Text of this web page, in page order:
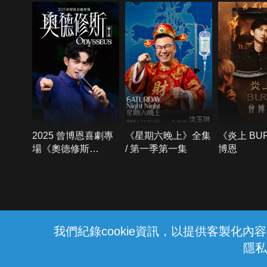
我們紀錄cookie資訊，以提供客製化內
隱
2025 曾博恩喜劇專
場《奧德修斯
《星期六晚上》全集
/ 第一季第一集
《炎上
博恩